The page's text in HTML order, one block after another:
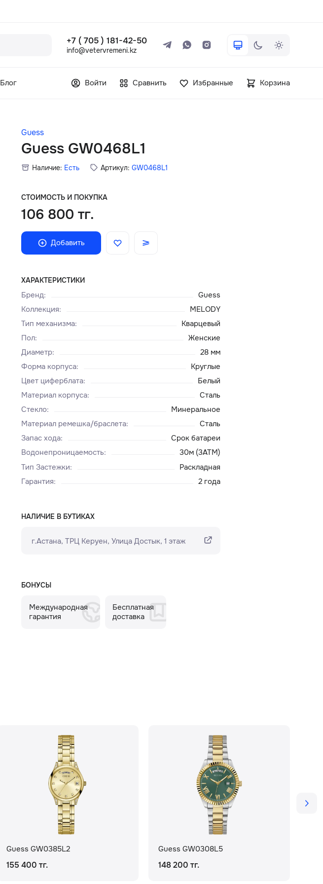
+7 ( 705 ) 181-42-50
info@vetervremeni.kz
Блог Войти Сравнить Избранные Корзина
Guess
Guess GW0468L1
Наличие: Есть Артикул: GW0468L1
СТОИМОСТЬ И ПОКУПКА
106 800 тг.
Добавить
ХАРАКТЕРИСТИКИ
Бренд:
Guess
Коллекция:
MELODY
Тип механизма:
Кварцевый
Пол:
Женские
Диаметр:
28 мм
Форма корпуса:
Круглые
Цвет циферблата:
Белый
Материал корпуса:
Сталь
Стекло:
Минеральное
Материал ремешка/браслета:
Сталь
Запас хода:
Срок батареи
Водонепроницаемость:
30м (3ATM)
Тип Застежки:
Раскладная
Гарантия: 2 года
НАЛИЧИЕ В БУТИКАХ
г.Астана, ТРЦ Керуен​, Улица Достык, 1 этаж
БОНУСЫ
Международная
гарантия
Бесплатная
доставка
Guess GW0385L2
155 400 тг.
Guess GW0308L5
148 200 тг.
+7 ( 705 ) 181-42-50
Каталог
Главная
Доставка и оплата
Сервисный центр